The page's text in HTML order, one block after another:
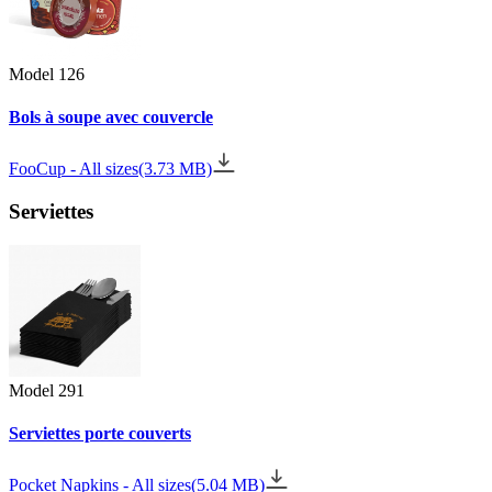
Model 126
Bols à soupe avec couvercle
FooCup - All sizes(3.73 MB)
Serviettes
Model 291
Serviettes porte couverts
Pocket Napkins - All sizes(5.04 MB)